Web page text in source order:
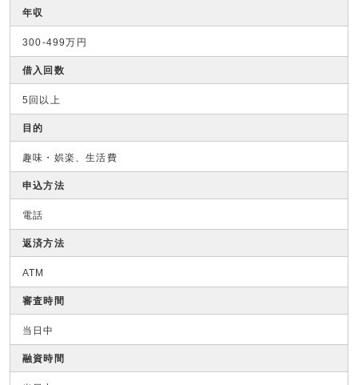
年収
300-499万円
借入回数
5回以上
目的
趣味・娯楽、生活費
申込方法
電話
返済方法
ATM
審査時間
当日中
融資時間